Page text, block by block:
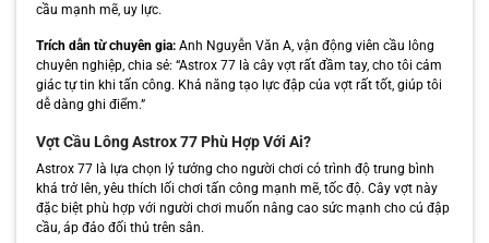
cầu mạnh mẽ, uy lực.
Trích dẫn từ chuyên gia:Anh Nguyễn Văn A, vận động viên cầu lông
chuyên nghiệp, chia sẻ: “Astrox 77 là cây vợt rất đầm tay, cho tôi cảm
giác tự tin khi tấn công. Khả năng tạo lực đập của vợt rất tốt, giúp tôi
dễ dàng ghi điểm.”
Vợt Cầu Lông Astrox 77 Phù Hợp Với Ai?
Astrox 77 là lựa chọn lý tưởng cho người chơi có trình độ trung bình
khá trở lên, yêu thích lối chơi tấn công mạnh mẽ, tốc độ. Cây vợt này
đặc biệt phù hợp với người chơi muốn nâng cao sức mạnh cho cú đập
cầu, áp đảo đối thủ trên sân.